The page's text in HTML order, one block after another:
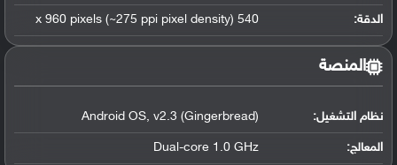
الدقة: 540 x 960 pixels (~275 ppi pixel density)
المنصة
نظام التشغيل:
Android OS, v2.3 (Gingerbread)
المعالج:
Dual-core 1.0 GHz